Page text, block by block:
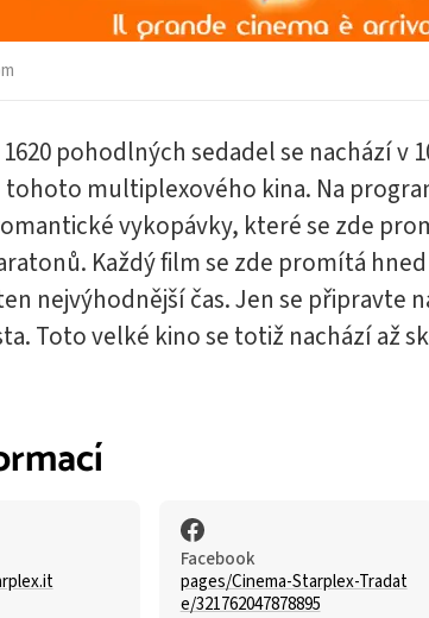
pohodlných sedadel se nachází v
multiplexového kina. Na
vykopávky, které se zde
Každý film se zde promítá
nejvýhodnější čas. Jen se připravte
Toto velké kino se totiž nachází až
Facebook
pages/Cinema-Starplex-Tradat
e/321762047878895